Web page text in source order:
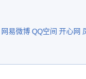
网易微博 QQ空间 开心网